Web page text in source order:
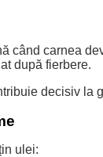
când carnea
după fierbere.
decisiv la
ulei: